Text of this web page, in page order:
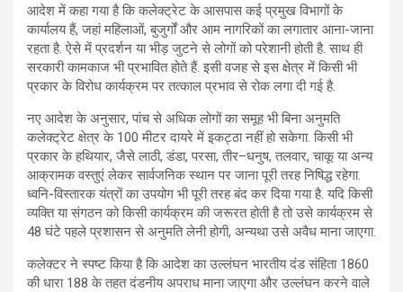
आदेश में कहा गया है कि कलेक्ट्रेट के आसपास कई प्रमुख विभागों के
कार्यालय हैं, जहां महिलाओं, बुजुर्गों और आम नागरिकों का लगातार आना-जाना
रहता है. ऐसे में प्रदर्शन या भीड़ जुटने से लोगों को परेशानी होती है. साथ ही
सरकारी कामकाज भी प्रभावित होते हैं. इसी वजह से इस क्षेत्र में किसी भी
प्रकार के विरोध कार्यक्रम पर तत्काल प्रभाव से रोक लगा दी गई है.
नए आदेश के अनुसार, पांच से अधिक लोगों का समूह भी बिना अनुमति
कलेक्ट्रेट क्षेत्र के 100 मीटर दायरे में इकट्ठा नहीं हो सकेगा. किसी भी
प्रकार के हथियार, जैसे लाठी, डंडा, परसा, तीर–धनुष, तलवार, चाकू या अन्य
आक्रामक वस्तुएं लेकर सार्वजनिक स्थान पर जाना पूरी तरह निषिद्ध रहेगा.
ध्वनि-विस्तारक यंत्रों का उपयोग भी पूरी तरह बंद कर दिया गया है. यदि किसी
व्यक्ति या संगठन को किसी कार्यक्रम की जरूरत होती है तो उसे कार्यक्रम से
48 घंटे पहले प्रशासन से अनुमति लेनी होगी, अन्यथा उसे अवैध माना जाएगा.
कलेक्टर ने स्पष्ट किया है कि आदेश का उल्लंघन भारतीय दंड संहिता 1860
की धारा 188 के तहत दंडनीय अपराध माना जाएगा और उल्लंघन करने वाले